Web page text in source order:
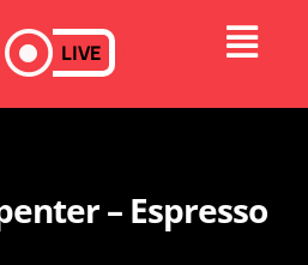
LIVE
– Espresso